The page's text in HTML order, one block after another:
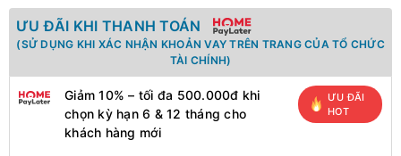
ƯU ĐÃI KHI THANH TOÁN
(SỬ DỤNG KHI XÁC NHẬN KHOẢN VAY TRÊN TRANG CỦA TỔ CHỨC
TÀI CHÍNH)
Giảm 10% – tối đa 500.000đ khi
chọn kỳ hạn 6 & 12 tháng cho
khách hàng mới
ƯU ĐÃI
HOT